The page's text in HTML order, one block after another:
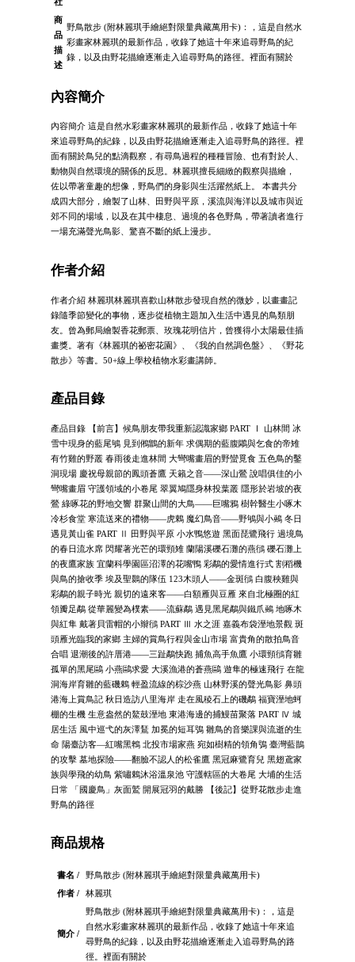
商
品
描
述
野鳥散步 (附林麗琪手繪絕對限量典藏萬用卡)：，這是自然水
彩畫家林麗琪的最新作品，收錄了她這十年來追尋野鳥的紀
錄，以及由野花描繪逐漸走入追尋野鳥的路徑。裡面有關於
內容簡介
內容簡介 這是自然水彩畫家林麗琪的最新作品，收錄了她這十年
來追尋野鳥的紀錄，以及由野花描繪逐漸走入追尋野鳥的路徑。裡
面有關於鳥兒的點滴觀察，有尋鳥過程的種種冒險、也有對於人、
動物與自然環境的關係的反思。林麗琪擅長細緻的觀察與描繪，
佐以帶著童趣的想像，野鳥們的身影與生活躍然紙上。 本書共分
成四大部分，繪製了山林、田野與平原，溪流與海洋以及城市與近
郊不同的場域，以及在其中棲息、過境的各色野鳥，帶著讀者進行
一場充滿聲光鳥影、驚喜不斷的紙上漫步。
作者介紹
作者介紹 林麗琪林麗琪喜歡山林散步發現自然的微妙，以畫畫記
錄隨季節變化的事物，逐步從植物主題加入生活中遇見的鳥類朋
友。曾為郵局繪製香花郵票、玫瑰花明信片，曾獲得小太陽最佳插
畫獎。著有《林麗琪的祕密花園》、《我的自然調色盤》、《野花
散步》等書。50+線上學校植物水彩畫講師。
產品目錄
產品目錄 【前言】候鳥朋友帶我重新認識家鄉 PART Ⅰ 山林間 冰
雪中現身的藍尾鴝 見到鵂鶹的新年 求偶期的藍腹鷴與乞食的帝雉
有竹雞的野叢 春雨後走進林間 大彎嘴畫眉的野蠻覓食 五色鳥的鑿
洞現場 慶祝母親節的鳳頭蒼鷹 天籟之音——深山鶯 說唱俱佳的小
彎嘴畫眉 守護領域的小卷尾 翠翼鳩隱身林投葉叢 隱形於岩坡的夜
鶯 綠啄花的野地交響 群聚山間的大鳥——巨嘴鴉 樹幹醫生小啄木
冷杉食堂 寒流送來的禮物——虎鶇 魔幻鳥音——野鴝與小鵐 冬日
遇見黃山雀 PART Ⅱ 田野與平原 小水鴨悠遊 黑面琵鷺飛行 過境鳥
的春日流水席 閃耀著光芒的環頸雉 蘭陽溪礫石灘的燕鴴 礫石灘上
的夜鷹家族 宜蘭科學園區沼澤的花嘴鴨 彩鷸的愛情進行式 割稻機
與鳥的搶收季 埃及聖䴉的隊伍 123木頭人——金斑鴴 白腹秧雞與
彩鷸的親子時光 親切的遠來客——白額雁與豆雁 來自北極圈的紅
領瓣足鷸 從華麗變為樸素——流蘇鷸 遇見黑尾鷸與鐵爪鵐 地啄木
與紅隼 戴著貝雷帽的小辮鴴 PART Ⅲ 水之涯 嘉義布袋溼地景觀 斑
頭雁光臨我的家鄉 主婦的賞鳥行程與金山市場 富貴角的散拍鳥音
合唱 退潮後的許厝港——三趾鷸快跑 捕魚高手魚鷹 小環頸鴴育雛
孤單的黑尾鷗 小燕鷗求愛 大溪漁港的蒼燕鷗 遊隼的極速飛行 在龍
洞海岸育雛的藍磯鶇 輕盈流線的棕沙燕 山林野溪的聲光鳥影 鼻頭
港海上賞鳥記 秋日造訪八里海岸 走在風稜石上的磯鷸 福寶溼地蚵
棚的生機 生意盎然的鰲鼓溼地 東港海邊的捕鰻苗聚落 PART Ⅳ 城
居生活 風中巡弋的灰澤鵟 加冕的短耳鴞 雛鳥的音樂課與流逝的生
命 陽臺訪客—紅嘴黑鵯 北投市場家燕 宛如樹精的領角鴞 臺灣藍鵲
的攻擊 墓地探險——翻臉不認人的松雀鷹 黑冠麻鷺育兒 黑翅鳶家
族與學飛的幼鳥 紫嘯鶇沐浴溫泉池 守護轄區的大卷尾 大埔的生活
日常 「國慶鳥」灰面鷲 開展冠羽的戴勝 【後記】從野花散步走進
野鳥的路徑
商品規格
書名 /
野鳥散步 (附林麗琪手繪絕對限量典藏萬用卡)
作者 /
林麗琪
簡介 /
野鳥散步 (附林麗琪手繪絕對限量典藏萬用卡)：，這是
自然水彩畫家林麗琪的最新作品，收錄了她這十年來追
尋野鳥的紀錄，以及由野花描繪逐漸走入追尋野鳥的路
徑。裡面有關於